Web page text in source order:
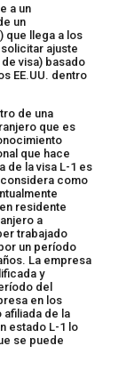
a un
un
que llega a los
ajuste
visa) basado
EE.UU. dentro
de una
que es
que hace
de la visa L-1 es
como
residente
a
trabajado
un período
La empresa
y
del
en los
afiliada de la
estado L-1 lo
se puede